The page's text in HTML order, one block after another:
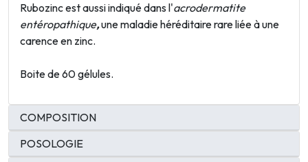
Rubozinc est aussi indiqué dans l'acrodermatite
entéropathique,unemaladie héréditaire rare liée à une
carence en zinc.
Boite de 60 gélules.
COMPOSITION
POSOLOGIE